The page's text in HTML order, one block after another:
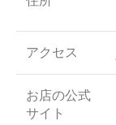
アクセス
お店の公式
サイト